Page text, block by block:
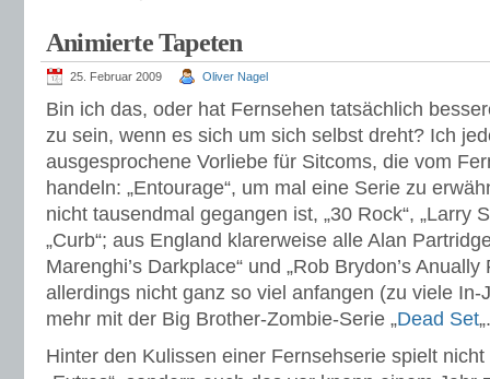
Animierte Tapeten
25. Februar 2009 Oliver Nagel
Bin ich das, oder hat Fernsehen tatsächlich
zu sein, wenn es sich um sich selbst dreht? Ich
ausgesprochene Vorliebe für Sitcoms, die vom
handeln: „Entourage“, um mal eine Serie zu
nicht tausendmal gegangen ist, „30 Rock“, „Larry
„Curb“; aus England klarerweise alle Alan
Marenghi’s Darkplace“ und „Rob Brydon’s
allerdings nicht ganz so viel anfangen (zu viele In-
mehr mit der Big Brother-Zombie-Serie „Dead Set„.
Hinter den Kulissen einer Fernsehserie spielt